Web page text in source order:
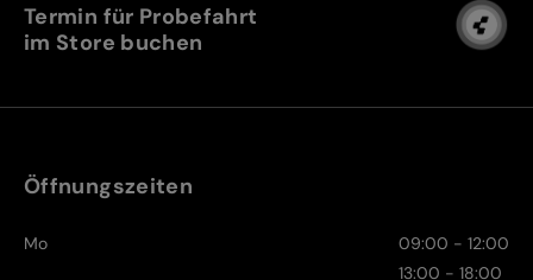
Termin für Probefahrt
im Store buchen
Öffnungszeiten
Mo
09:00 - 12:00
13:00 - 18:00